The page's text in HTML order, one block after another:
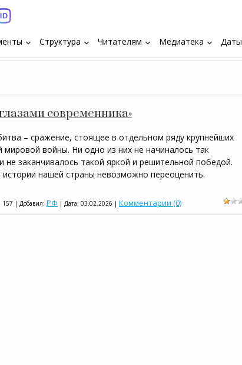
keyboard_arrow_down Структура keyboard_arrow_down Читателям keyboard_arrow_down Медиатека keyboard_arrow_down Даты
современника»
– сражение, стоящее в отдельном ряду крупнейших
войны. Ни одно из них не начиналось так
не заканчивалось такой яркой и решительной победой.
истории нашей страны невозможно переоценить.
157 | Добавил: РФ | Дата: 03.02.2026 | Комментарии (0)